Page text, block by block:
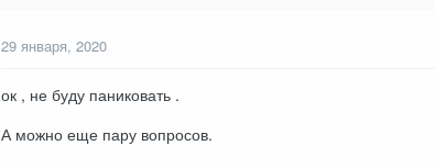
29 января, 2020
ок , не буду паниковать .
А можно еще пару вопросов.